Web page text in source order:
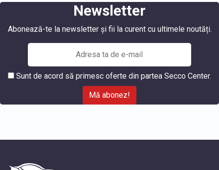
Newsletter
Abonează-te la newsletter și fii la curent cu ultimele noutăți.
Sunt de acord să primesc oferte din partea Secco Center.
Mă abonez!